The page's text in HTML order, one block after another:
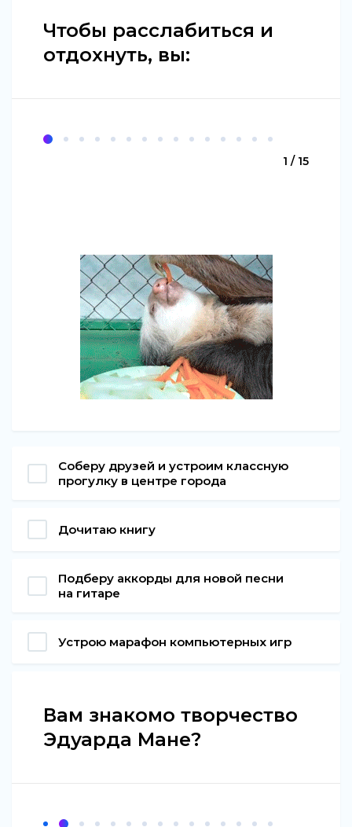
Чтобы расслабиться и
отдохнуть, вы:
1 / 15
Соберу друзей и устроим классную
прогулку в центре города
Дочитаю книгу
Подберу аккорды для новой песни
на гитаре
Устрою марафон компьютерных игр
Вам знакомо творчество
Эдуарда Мане?